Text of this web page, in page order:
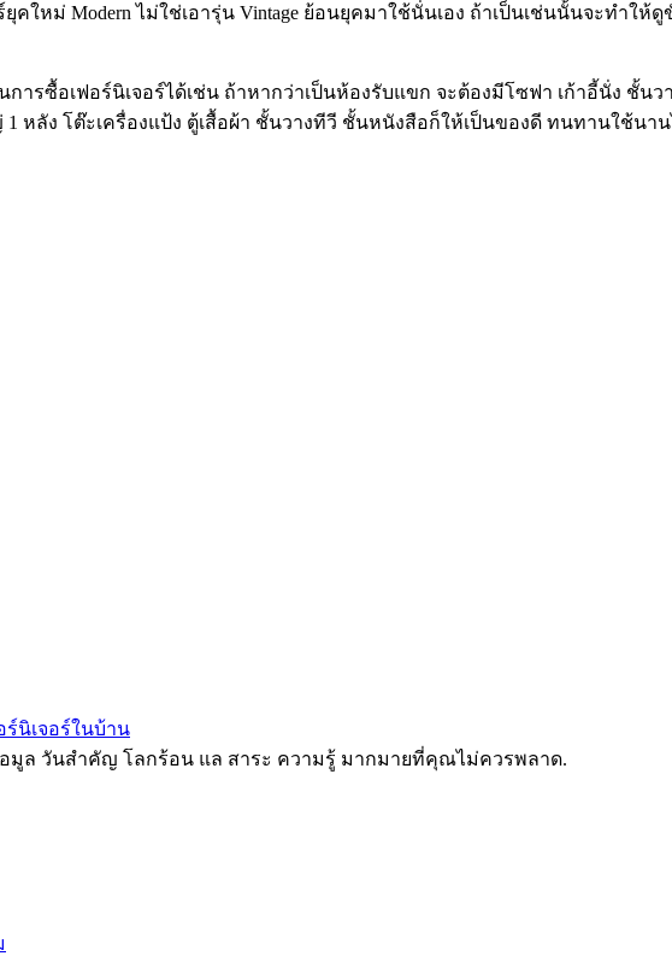
ยุคใหม่ Modernไม่ใช่เอารุ่น Vintage ย้อนยุคมาใช้นั่นเอง ถ้าเป็นเช่นนั้นจะทำให้
ารซื้อเฟอร์นิเจอร์ได้เช่น ถ้าหากว่าเป็นห้องรับแขก จะต้องมีโซฟา เก้าอี้นั่ง ชั้น
ลัง โต๊ะเครื่องแป้ง ตู้เสื้อผ้า ชั้นวางทีวี ชั้นหนังสือก็ให้เป็นของดี ทนทานใช้นาน
ร์นิเจอร์ในบ้าน
มูล วันสำคัญ โลกร้อน แล สาระ ความรู้ มากมายที่คุณไม่ควรพลาด.